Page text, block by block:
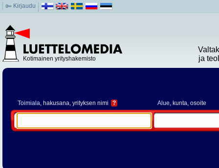
Kirjaudu
Kotimainen yrityshakemisto
ja
Toimiala, hakusana, yrityksen nimi ? Alue, kunta, osoite